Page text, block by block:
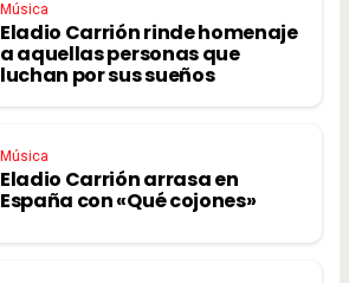
Música
Eladio Carrión rinde homenaje
a aquellas personas que
luchan por sus sueños
Música
Eladio Carrión arrasa en
España con «Qué cojones»